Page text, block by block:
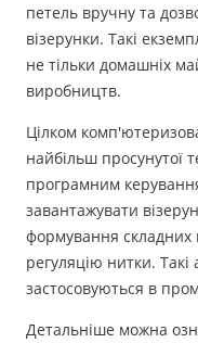
петель вручну та
візерунки. Такі
не тільки домашніх
виробництв.
Цілком
найбільш просунутої
програмним
завантажувати
формування складних
регуляцію нитки. Такі
застосовуються в
Детальніше можна